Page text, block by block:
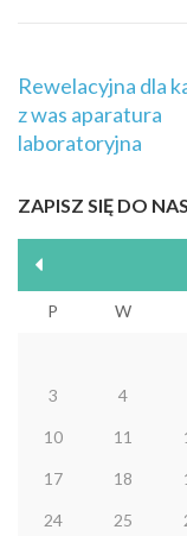
Nawigacja
wpisu
Rewelacyjna dla
z was aparatura
laboratoryjna
ZAPISZ SIĘ DO
P W
3 4
10 11
17 18
24 25